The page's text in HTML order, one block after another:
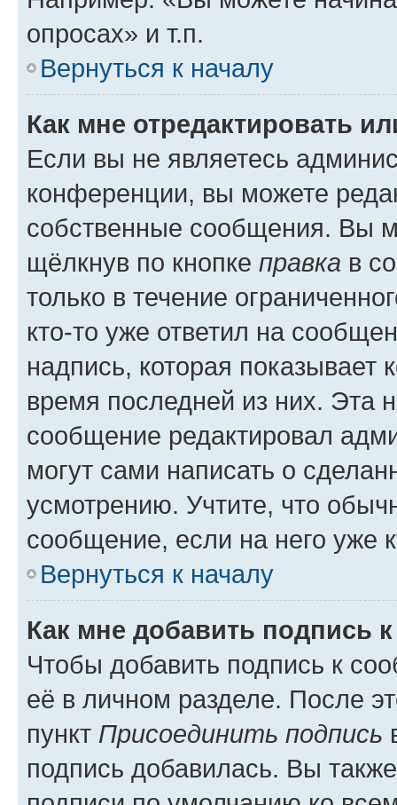
опросах» и т.п.
Вернуться к началу
Как мне отредактировать
Если вы не являетесь
конференции, вы можете
собственные сообщения. Вы
щёлкнув по кнопке правка в
только в течение
кто-то уже ответил на
надпись, которая показывает
время последней из них. Эта
сообщение редактировал
могут сами написать о
усмотрению. Учтите, что
сообщение, если на него уже
Вернуться к началу
Как мне добавить подпись
Чтобы добавить подпись к
её в личном разделе. После
пункт Присоединить подпись
подпись добавилась. Вы